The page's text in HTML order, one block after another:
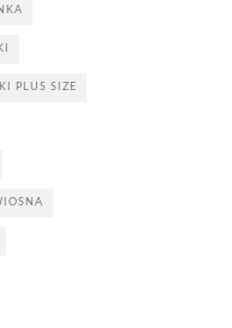
PLUS SIZE